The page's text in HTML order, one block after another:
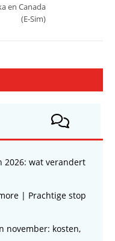
en Canada
(E-Sim)
2026: wat verandert
| Prachtige stop
november: kosten,